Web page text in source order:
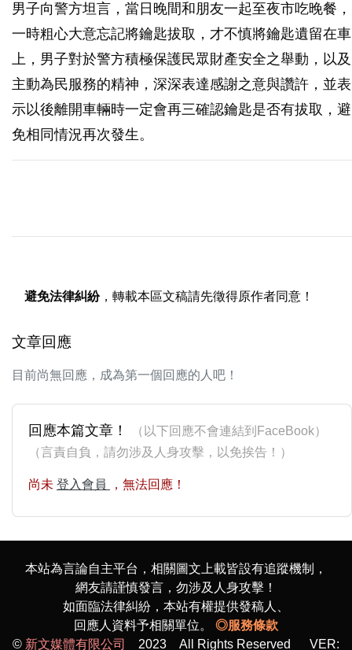
男子向警方坦言，當日晚間和朋友一起至夜市吃晚餐，
一時粗心大意忘記將鑰匙拔取，才不慎將鑰匙遺留在車
上，男子對於警方積極保護民眾財產安全之舉動，以及
主動為民服務的精神，深深表達感謝之意與讚許，並表
示以後離開車輛時一定會再三確認鑰匙是否有拔取，避
免相同情況再次發生。
避免法律糾紛，轉載本區文稿請先徵得原作者同意！
文章回應
目前尚無回應，成為第一個回應的人吧！
回應本篇文章！
（以下回應不會連結到FaceBook）
（言責自負，請勿涉及人身攻擊，以免挨告！）
尚未 登入會員 ，無法回應！
本站為言論自主平台，相關圖文上載皆設有追蹤機制，
網友請謹慎發言，勿涉及人身攻擊！
如面臨法律糾紛，本站有權提供發稿人、
回應人資料予相關單位。 ◎服務條款
© 新文媒體有限公司 2023 All Rights Reserved VER: